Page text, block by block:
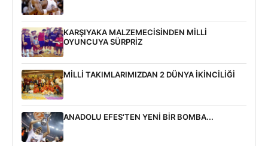
KARŞIYAKA MALZEMECİSİNDEN MİLLİ
OYUNCUYA SÜRPRİZ
MİLLİ TAKIMLARIMIZDAN 2 DÜNYA İKİNCİLİĞİ
ANADOLU EFES'TEN YENİ BİR BOMBA...